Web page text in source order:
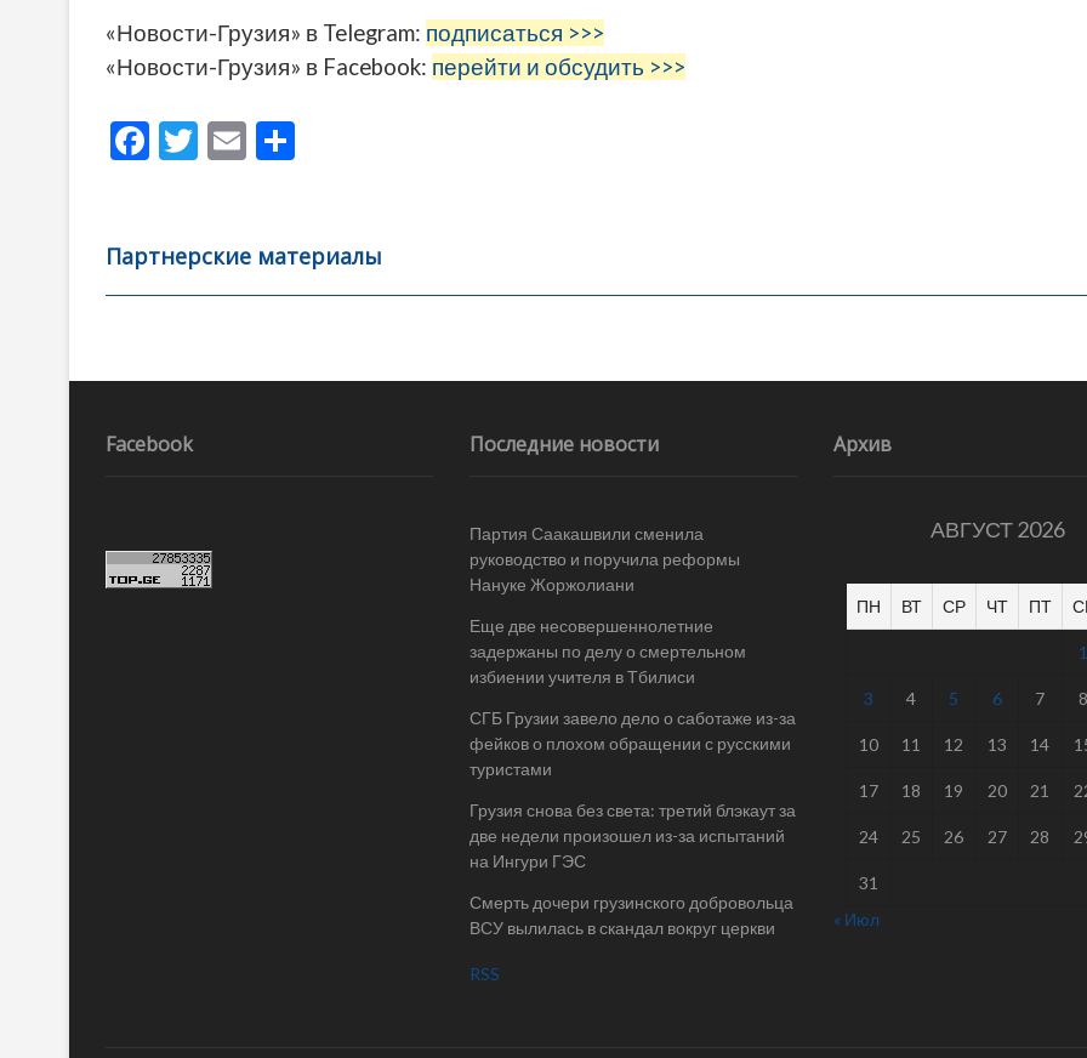
«Новости-Грузия» в Telegram: подписаться >>>
«Новости-Грузия» в Facebook: перейти и обсудить >>>
F
b
o
k
T
er
E
l
а
в
ть
Партнерские материалы
Навигация
записям
Facebook Последние новости
Партия Саакашвили сменила
руководство и поручила реформы
Нануке Жоржолиани
Еще две несовершеннолетние
задержаны по делу о смертельном
избиении учителя в Тбилиси
СГБ Грузии завело дело о саботаже из-за
фейков о плохом обращении с русскими
туристами
Грузия снова без света: третий блэкаут за
две недели произошел из-за испытаний
на Ингури ГЭС
Смерть дочери грузинского добровольца
ВСУ вылилась в скандал вокруг церкви
RSS
Архив
АВГУСТ 2026
ПН ВТ СР ЧТ ПТ
1
3 4 5 6 7 8
10 11 12 13 14
17 18 19 20 21
24 25 26 27 28
31
« Июл